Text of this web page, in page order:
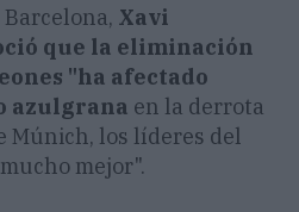
Xavi
que la eliminación
"ha afectado
azulgrana en la derrota
Múnich, los líderes del
mejor".